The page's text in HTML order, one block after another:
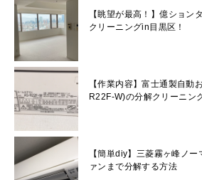
【眺望が最高！】億ション
クリーニングin目黒区！
【作業内容】富士通製自動
R22F-W)の分解クリーニン
【簡単diy】三菱霧ヶ峰ノ
ァンまで分解する方法